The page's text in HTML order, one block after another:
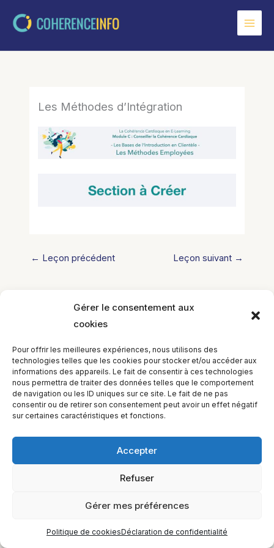
Gérer le consentement aux
cookies
Pour offrir les meilleures expériences, nous utilisons des
technologies telles que les cookies pour stocker et/ou accéder aux
informations des appareils. Le fait de consentir à ces technologies
nous permettra de traiter des données telles que le comportement
de navigation ou les ID uniques sur ce site. Le fait de ne pas
consentir ou de retirer son consentement peut avoir un effet négatif
sur certaines caractéristiques et fonctions.
Accepter
Refuser
Gérer mes préférences
Politique de cookiesDéclaration de confidentialité
Les Méthodes d’Intégration
← Leçon précédent Leçon suivant →
H1Y 2J9 Canada